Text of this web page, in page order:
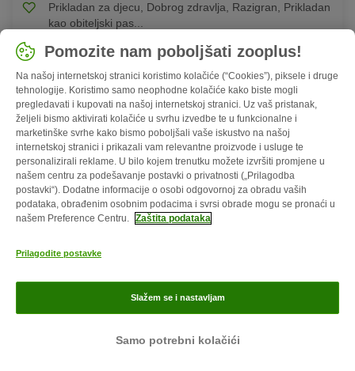
Prikladan za djecu, Dobrog zdravlja, Razigran, Prikladan
kao obiteljski pas...
Srednje velik, Duga dlaka, Crna, Narančasta / mahagonij
crvena, Plava / srebrna...
Toy pudla
Nije sklon debljanju, Nije sklon grizenju, Nije sklon
lajanju, Nije sklon bijegu...
Pomozite nam poboljšati zooplus!
Na našoj internetskoj stranici koristimo kolačiće (“Cookies”), piksele i druge
tehnologije. Koristimo samo neophodne kolačiće kako biste mogli
pregledavati i kupovati na našoj internetskoj stranici. Uz vaš pristanak,
željeli bismo aktivirati kolačiće u svrhu izvedbe te u funkcionalne i
marketinške svrhe kako bismo poboljšali vaše iskustvo na našoj
internetskoj stranici i prikazali vam relevantne proizvode i usluge te
personalizirali reklame. U bilo kojem trenutku možete izvršiti promjene u
našem centru za podešavanje postavki o privatnosti („Prilagodba
postavki“). Dodatne informacije o osobi odgovornoj za obradu vaših
podataka, obrađenim osobnim podacima i svrsi obrade mogu se pronaći u
našem Preference Centru. Zaštita podataka
Prilagodite postavke
Samo potrebni kolačići
Slažem se i nastavljam